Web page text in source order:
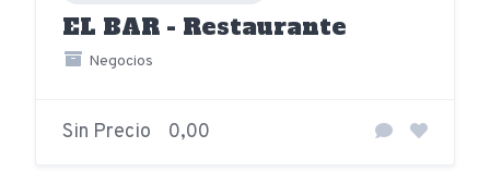
EL BAR - Restaurante
Negocios
Sin Precio 0,00